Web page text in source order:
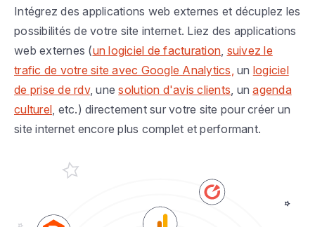
Intégrez des applications web externes et décuplez les
possibilités de votre site internet. Liez des applications
web externes (un logiciel de facturation, suivez le
trafic de votre site avec Google Analytics, un logiciel
de prise de rdv, unesolution d'avis clients, unagenda
culturel, etc.) directement sur votre site pour créer un
site internet encore plus complet et performant.